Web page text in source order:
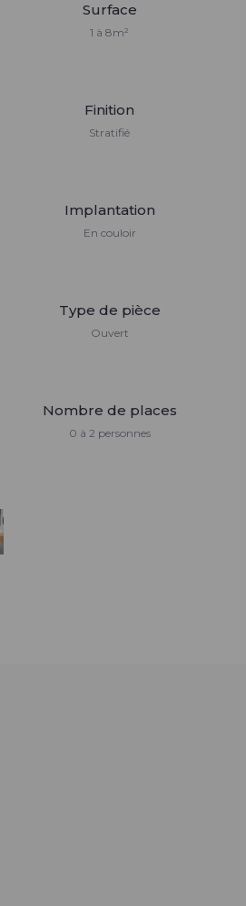
Surface
1 à 8m²
Finition
Stratifié
Implantation
En couloir
Type de pièce
Ouvert
Nombre de places
0 à 2 personnes